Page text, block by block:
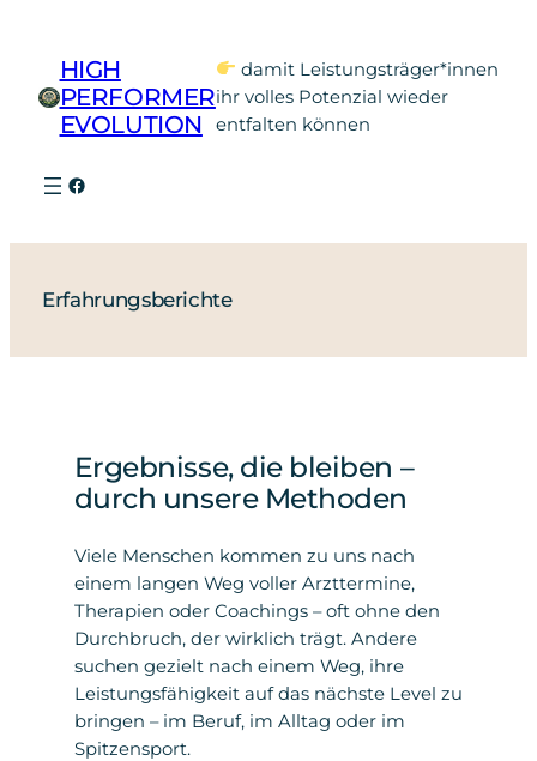
springenHIGH
PERFORMER
EVOLUTION
damit Leistungsträger*innen
ihr volles Potenzial wieder
entfalten können
Facebook
Erfahrungsberichte
Ergebnisse, die bleiben –
durch unsere Methoden
Viele Menschen kommen zu uns nach
einem langen Weg voller Arzttermine,
Therapien oder Coachings – oft ohne den
Durchbruch, der wirklich trägt. Andere
suchen gezielt nach einem Weg, ihre
Leistungsfähigkeit auf das nächste Level zu
bringen – im Beruf, im Alltag oder im
Spitzensport.